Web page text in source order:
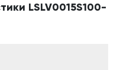
LSLV0015S100-